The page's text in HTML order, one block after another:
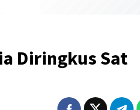
Diringkus Sat